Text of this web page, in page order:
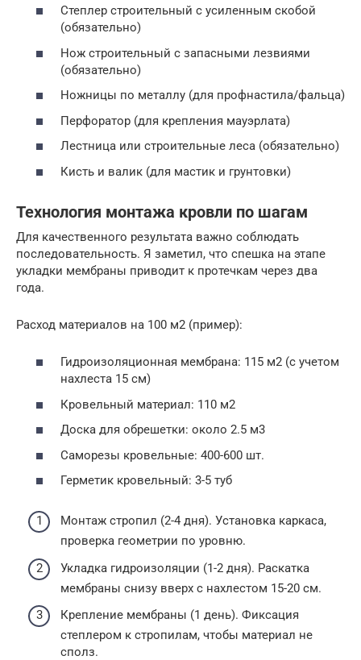
Степлер строительный с усиленным скобой
(обязательно)
Нож строительный с запасными лезвиями
(обязательно)
Ножницы по металлу (для профнастила/фальца)
Перфоратор (для крепления мауэрлата)
Лестница или строительные леса (обязательно)
Кисть и валик (для мастик и грунтовки)
Технология монтажа кровли по шагам
Для качественного результата важно соблюдать
последовательность. Я заметил, что спешка на этапе
укладки мембраны приводит к протечкам через два
года.
Расход материалов на 100 м2 (пример):
Гидроизоляционная мембрана: 115 м2 (с учетом
нахлеста 15 см)
Кровельный материал: 110 м2
Доска для обрешетки: около 2.5 м3
Саморезы кровельные: 400-600 шт.
Герметик кровельный: 3-5 туб
Монтаж стропил (2-4 дня). Установка каркаса,
проверка геометрии по уровню.
Укладка гидроизоляции (1-2 дня). Раскатка
мембраны снизу вверх с нахлестом 15-20 см.
Крепление мембраны (1 день). Фиксация
степлером к стропилам, чтобы материал не
сполз.